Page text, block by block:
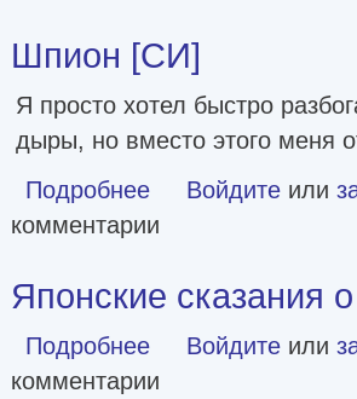
Шпион [СИ]
Я просто хотел быстро
дыры, но вместо этого меня
Подробнее о Шпион [СИ]
Войдите или
комментарии
Японские сказания
Подробнее о Японские сказания о
Войдите или
комментарии